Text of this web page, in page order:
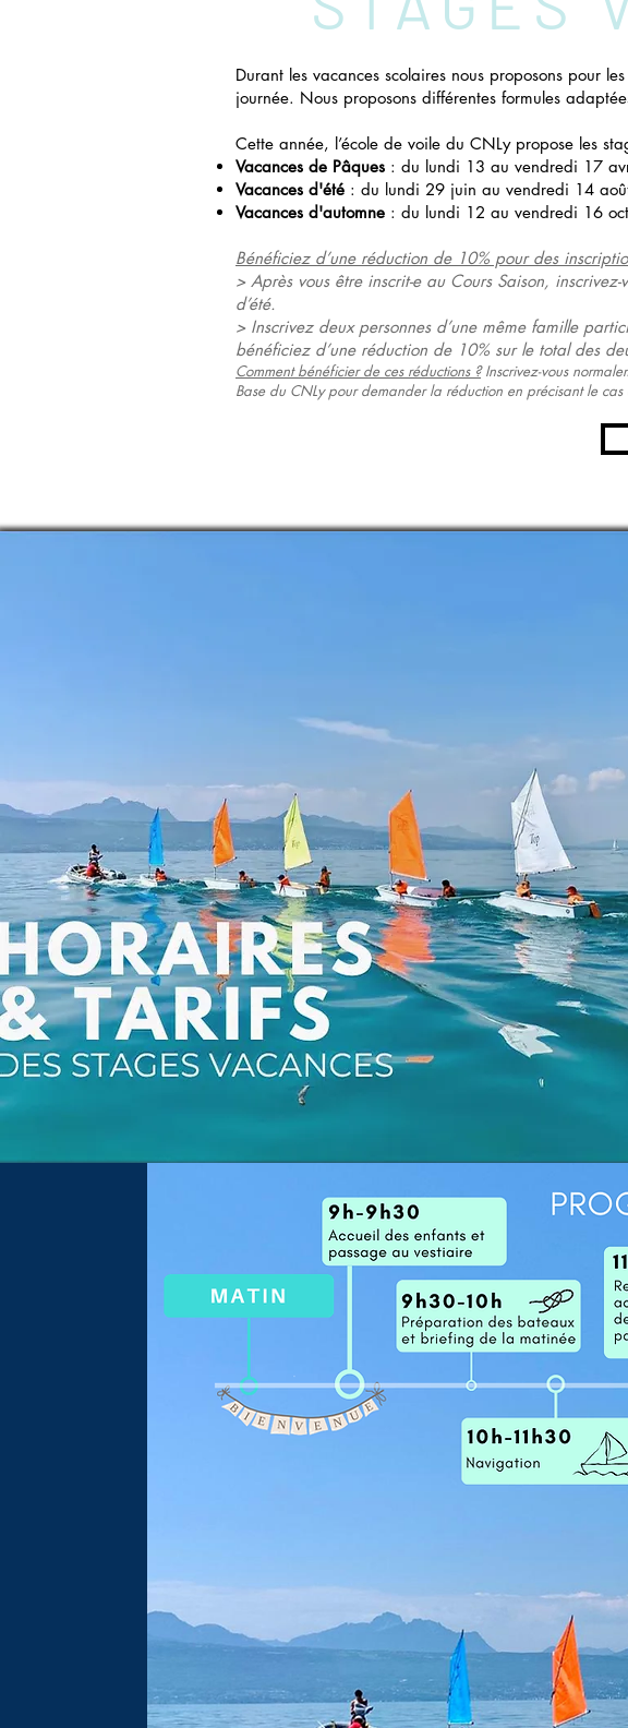
Durant les vacances scolaires nous proposons pour
journée. Nous proposons différentes formules
Cette année, l’école de voile du CNLy propose les
Vacances de Pâques : du lundi 13 au vendredi 17
Vacances d'été : du lundi 29 juin au vendredi 14
Vacances d'automne : du lundi 12 au vendredi 16
Bénéficiez d’une réduction de 10% pour des
> Après vous être inscrit-e au Cours Saison,
d’été.
> Inscrivez deux personnes d’une même famille
bénéficiez d’une réduction de 10% sur le total des
Comment bénéficier de ces réductions ?Inscrivez-vous
Base du CNLy pour demander la réduction en précisant le cas